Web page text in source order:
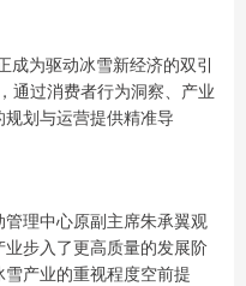
成为驱动冰雪新经济的双引
通过消费者行为洞察、产业
划与运营提供精准导
理中心原副主席朱承翼观
步入了更高质量的发展阶
产业的重视程度空前提